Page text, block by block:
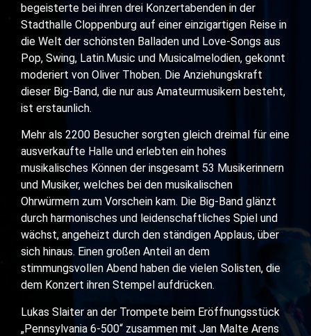
begeisterte bei ihren drei Konzertabenden in der
Stadthalle Cloppenburg auf einer einzigartigen Reise in
die Welt der schönsten Balladen und Love-Songs aus
Pop, Swing, Latin.Music und Musicalmelodien, gekonnt
moderiert von Oliver Thoben. Die Anziehungskraft
dieser Big-Band, die nur aus Amateurmusikern besteht,
ist erstaunlich.
Mehr als 2200 Besucher sorgten gleich dreimal für eine
ausverkaufte Halle und erlebten ein hohes
musikalisches Können der insgesamt 53 Musikerinnern
und Musiker, welches bei den musikalischen
Ohrwürmern zum Vorschein kam. Die Big-Band glänzt
durch harmonisches und leidenschaftliches Spiel und
wächst, angeheizt durch den ständigen Applaus, über
sich hinaus. Einen großen Anteil an dem
stimmungsvollen Abend haben die vielen Solisten, die
dem Konzert ihren Stempel aufdrücken.
Lukas Slaiter an der Trompete beim Eröffnungsstück
„Pennsylvania 6-500“ zusammen mit Jan Malte Arens